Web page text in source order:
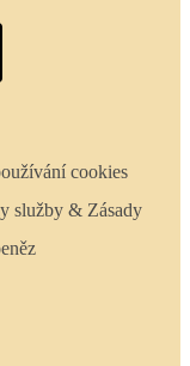
cookies
služby & Zásady